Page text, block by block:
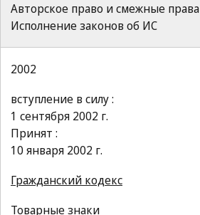
Авторское право и смежные права
Исполнение законов об ИС
2002
вступление в силу :
1 сентября 2002 г.
Принят :
10 января 2002 г.
Гражданский кодекс
Товарные знаки